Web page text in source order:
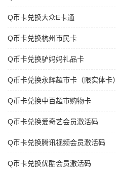
Q币卡兑换大众E卡通
Q币卡兑换杭州市民卡
Q币卡兑换驴妈妈礼品卡
Q币卡兑换永辉超市卡（限实体卡）
Q币卡兑换中百超市购物卡
Q币卡兑换爱奇艺会员激活码
Q币卡兑换腾讯视频会员激活码
Q币卡兑换优酷会员激活码